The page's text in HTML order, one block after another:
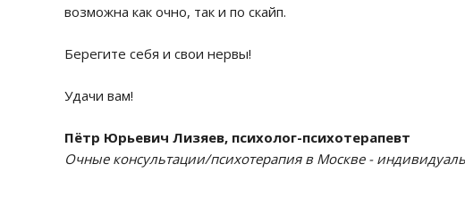
возможна как очно, так и по скайп.
Берегите себя и свои нервы!
Удачи вам!
Пётр Юрьевич Лизяев, психолог-психотерапевт
Очные консультации/психотерапия в Москве -